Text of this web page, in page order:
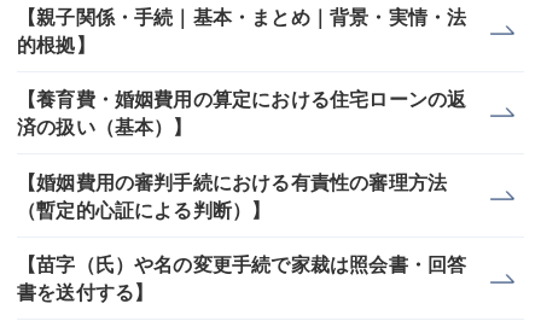
【親子関係・手続｜基本・まとめ｜背景・実情・法
的根拠】
【養育費・婚姻費用の算定における住宅ローンの返
済の扱い（基本）】
【婚姻費用の審判手続における有責性の審理方法
（暫定的心証による判断）】
【苗字（氏）や名の変更手続で家裁は照会書・回答
書を送付する】